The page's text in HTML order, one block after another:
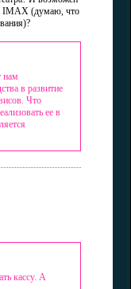
IMAX (думаю, что
нам
в развитие
Что
ее в
кассу. А